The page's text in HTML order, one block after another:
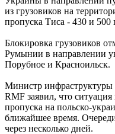
из грузовиков на
пропуска Тиса - 430 и 500
Блокировка грузовиков
Румынии в направлении
Порубное и Красноильск.
Министр
RMF заявил, что
пропуска на польско-
ближайшее время.
через несколько дней.